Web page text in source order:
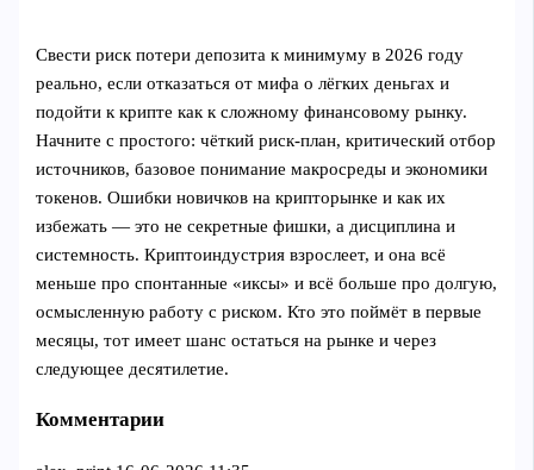
Свести риск потери депозита к минимуму в 2026 году
реально, если отказаться от мифа о лёгких деньгах и
подойти к крипте как к сложному финансовому рынку.
Начните с простого: чёткий риск‑план, критический отбор
источников, базовое понимание макросреды и экономики
токенов. Ошибки новичков на крипторынке и как их
избежать — это не секретные фишки, а дисциплина и
системность. Криптоиндустрия взрослеет, и она всё
меньше про спонтанные «иксы» и всё больше про долгую,
осмысленную работу с риском. Кто это поймёт в первые
месяцы, тот имеет шанс остаться на рынке и через
следующее десятилетие.
Комментарии